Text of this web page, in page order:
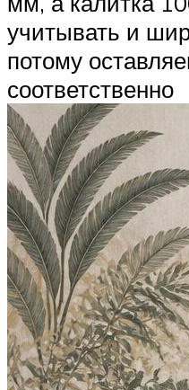
учитывать и
потому
соответственно